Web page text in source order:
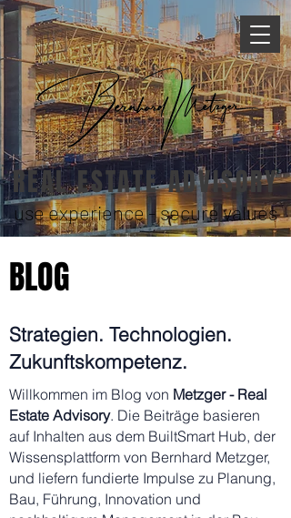
use experience - secure values
REAL ESTATE ADVISORY
BLOG
Strategien. Technologien.
Zukunftskompetenz.
Willkommen im Blog von Metzger - Real
Estate Advisory. Die Beiträge basieren
auf Inhalten aus dem BuiltSmart Hub, der
Wissensplattform von Bernhard Metzger,
und liefern fundierte Impulse zu Planung,
Bau, Führung, Innovation und